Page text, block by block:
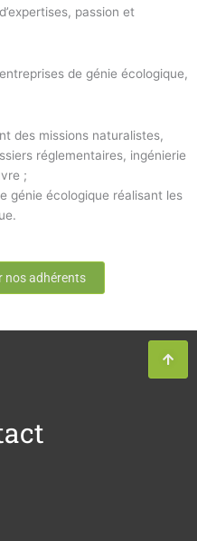
passion et
de génie écologique,
des missions naturalistes,
réglementaires, ingénierie
;
génie écologique réalisant les
nos adhérents